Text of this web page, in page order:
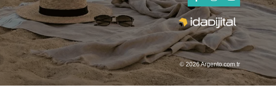
© 2026 Argento.com.tr